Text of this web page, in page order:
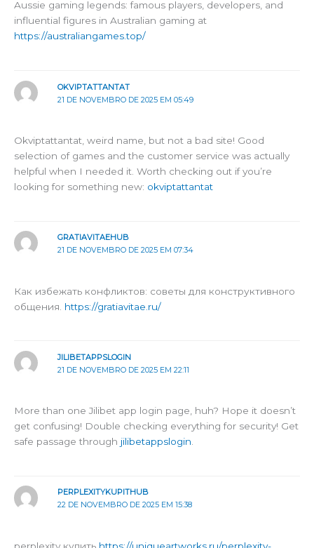
Aussie gaming legends: famous players, developers, and
influential figures in Australian gaming at
https://australiangames.top/
OKVIPTATTANTAT
21 DE NOVEMBRO DE 2025 EM 05:49
Okviptattantat, weird name, but not a bad site! Good
selection of games and the customer service was actually
helpful when I needed it. Worth checking out if you’re
looking for something new: okviptattantat
GRATIAVITAEHUB
21 DE NOVEMBRO DE 2025 EM 07:34
Как избежать конфликтов: советы для конструктивного
общения. https://gratiavitae.ru/
JILIBETAPPSLOGIN
21 DE NOVEMBRO DE 2025 EM 22:11
More than one Jilibet app login page, huh? Hope it doesn’t
get confusing! Double checking everything for security! Get
safe passage through jilibetappslogin
PERPLEXITYKUPITHUB
22 DE NOVEMBRO DE 2025 EM 15:38
perplexity купить https://uniqueartworks.ru/perplexity-